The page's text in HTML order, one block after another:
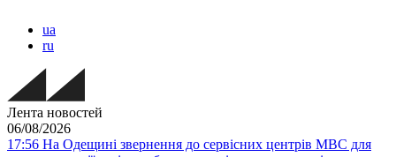
ua
ru
Лента новостей
06/08/2026
17:56 На Одещині звернення до сервісних центрів МВС для